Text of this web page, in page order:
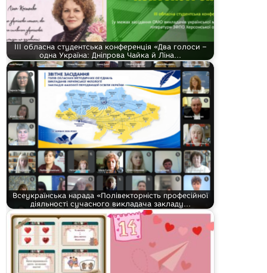
ІІІ обласна студентська конференція «Два голоси –
одна Україна: Дніпрова Чайка й Ліна…
Всеукраїнська нарада «Полівекторність професійної
діяльності сучасного викладача закладу…